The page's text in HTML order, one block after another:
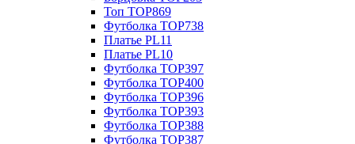
Топ TOP869
Футболка TOP738
Платье PL11
Платье PL10
Футболка TOP397
Футболка TOP400
Футболка TOP396
Футболка TOP393
Футболка TOP388
Футболка TOP387